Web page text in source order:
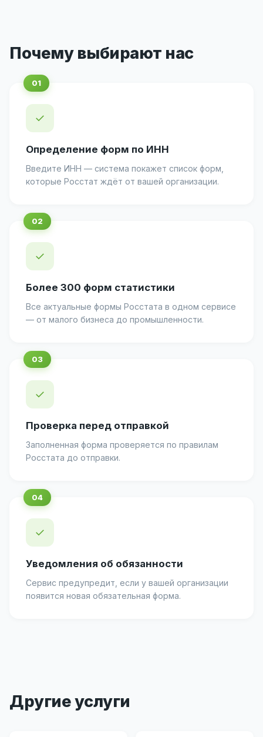
Почему выбирают нас
✓
Определение форм по ИНН
Введите ИНН — система покажет список форм,
которые Росстат ждёт от вашей организации.
✓
Более 300 форм статистики
Все актуальные формы Росстата в одном сервисе
— от малого бизнеса до промышленности.
✓
Проверка перед отправкой
Заполненная форма проверяется по правилам
Росстата до отправки.
✓
Уведомления об обязанности
Сервис предупредит, если у вашей организации
появится новая обязательная форма.
Другие услуги